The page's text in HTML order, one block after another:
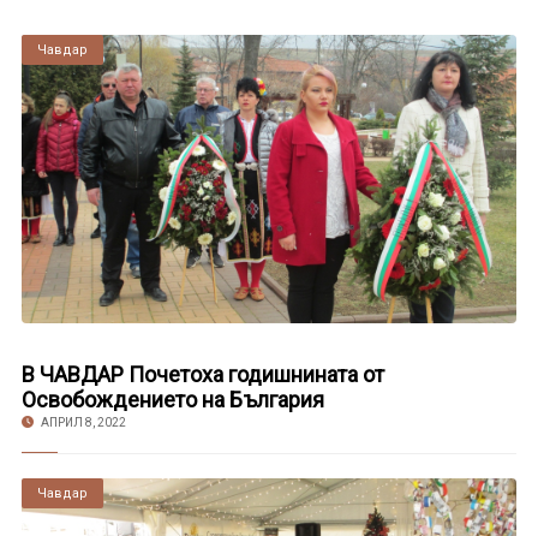
Чавдар
В ЧАВДАР Почетоха годишнината от
Освобождението на България
АПРИЛ 8, 2022
Чавдар